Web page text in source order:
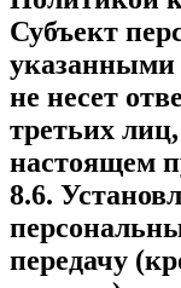
Субъект
указанными
не несет
третьих
настоящем
8.6.
передачу